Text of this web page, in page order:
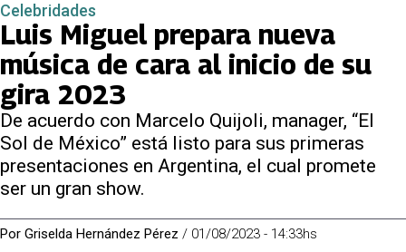
Celebridades
Luis Miguel prepara nueva
música de cara al inicio de su
gira 2023
De acuerdo con Marcelo Quijoli, manager, “El
Sol de México” está listo para sus primeras
presentaciones en Argentina, el cual promete
ser un gran show.
Por Griselda Hernández Pérez / 01/08/2023 - 14:33hs